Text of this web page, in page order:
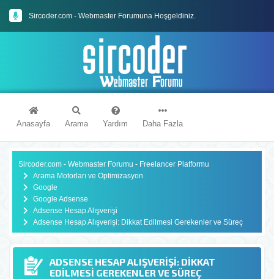
Sircoder.com - Webmaster Forumuna Hoşgeldiniz.
Anasayfa Arama Yardım Daha Fazla
Sircoder.com - Webmaster Forumu - Freelancer Platformu
Arama Motorları ve Optimizasyon
Google
Google Adsense
Adsense Hesap Alışverişi
Adsense Hesap Alışverişi: Dikkat Edilmesi Gerekenler ve Süreç
ADSENSE HESAP ALIŞVERIŞI: DIKKAT
EDILMESI GEREKENLER VE SÜREÇ